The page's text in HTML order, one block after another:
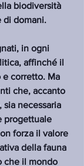
biodiversità
di domani.
in ogni
affinché il
e corretto. Ma
che, accanto
necessaria
progettuale
forza il valore
della fauna
che il mondo